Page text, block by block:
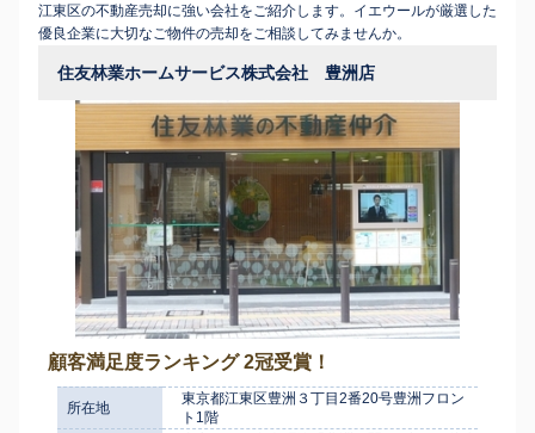
江東区の不動産売却に強い会社をご紹介します。イエウールが厳選した
優良企業に大切なご物件の売却をご相談してみませんか。
住友林業ホームサービス株式会社 豊洲店
顧客満足度ランキング 2冠受賞！
所在地
東京都江東区豊洲３丁目2番20号豊洲フロン
ト1階